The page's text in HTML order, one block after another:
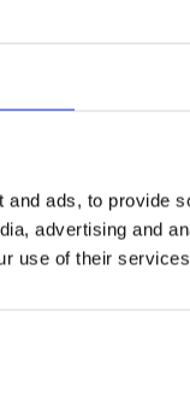
ads, to provide
advertising and
use of their